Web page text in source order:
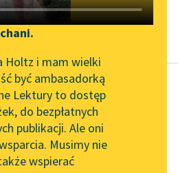
Zgłoś brak utworu
Narzędzia
Mapa Wolnych Lektur
Leśmianator
Przewodnik dla piszących i
czytających
Holtz i mam wielki
być ambasadorką
Lektury to dostęp
do bezpłatnych
publikacji. Ale oni
Musimy nie
wspierać
Karpiński
Franciszek Karpiński
Przypomnienie
dawnej miłości